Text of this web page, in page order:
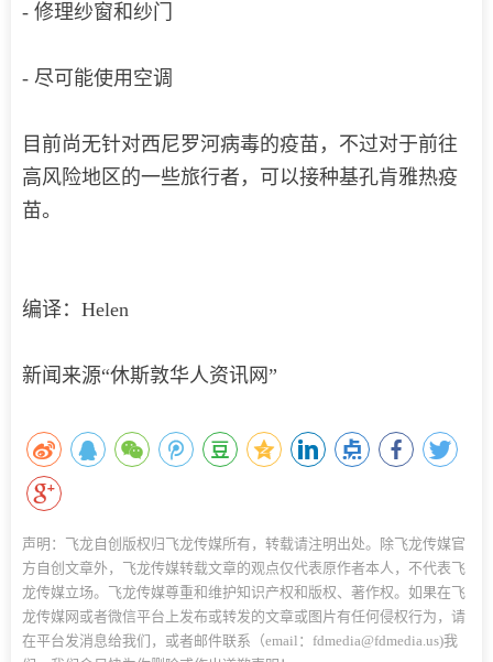
- 修理纱窗和纱门
- 尽可能使用空调
目前尚无针对西尼罗河病毒的疫苗，不过对于前往
高风险地区的一些旅行者，可以接种基孔肯雅热疫
苗。
编译：Helen
新闻来源“休斯敦华人资讯网”
声明：飞龙自创版权归飞龙传媒所有，转载请注明出处。除飞龙传媒官
方自创文章外，飞龙传媒转载文章的观点仅代表原作者本人，不代表飞
龙传媒立场。飞龙传媒尊重和维护知识产权和版权、著作权。如果在飞
龙传媒网或者微信平台上发布或转发的文章或图片有任何侵权行为，请
在平台发消息给我们，或者邮件联系（email：fdmedia@fdmedia.us)我